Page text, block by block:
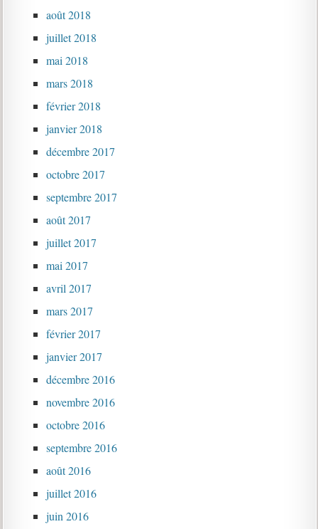
août 2018
juillet 2018
mai 2018
mars 2018
février 2018
janvier 2018
décembre 2017
octobre 2017
septembre 2017
août 2017
juillet 2017
mai 2017
avril 2017
mars 2017
février 2017
janvier 2017
décembre 2016
novembre 2016
octobre 2016
septembre 2016
août 2016
juillet 2016
juin 2016